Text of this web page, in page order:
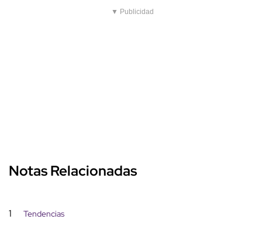
▼ Publicidad
Notas Relacionadas
1 Tendencias